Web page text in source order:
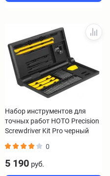
Набор инструментов для
точных работ HOTO Precision
Screwdriver Kit Pro черный
0
5 190 руб.